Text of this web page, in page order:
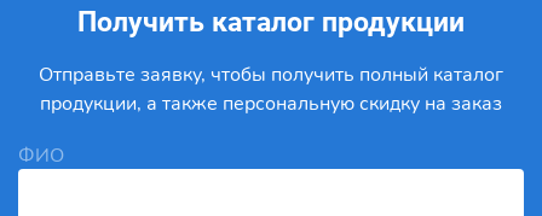
Получить каталог продукции
Отправьте заявку, чтобы получить полный каталог
продукции, а также персональную скидку на заказ
ФИО